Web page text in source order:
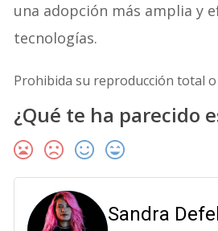
una adopción más amplia y
tecnologías.
Prohibida su reproducción total o
¿Qué te ha parecido
Sandra